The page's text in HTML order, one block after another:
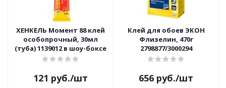
ХЕНКЕЛЬ Момент 88 клей
особопрочный, 30мл
(туба) 1139012 в шоу-боксе
121 руб./шт
Клей для обоев ЭКОН
Флизелин, 470г
2798877/3000294
656 руб./шт